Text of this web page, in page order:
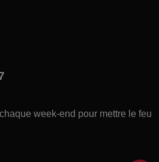
week-end pour mettre le feu